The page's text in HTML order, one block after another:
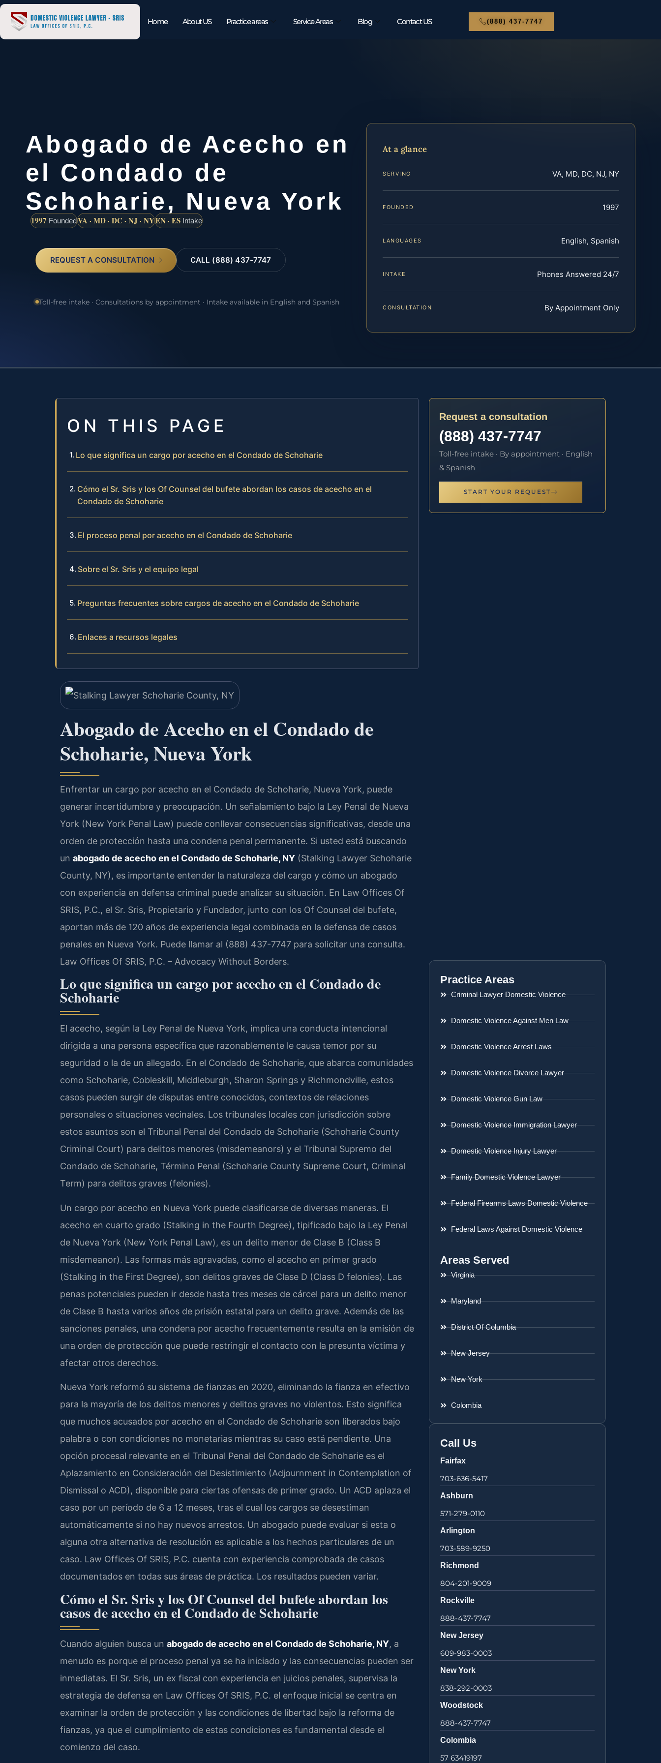
Home About US Practice areas Service Areas Blog Contact US (888) 437-7747
Abogado de Acecho en
el Condado de
Schoharie, Nueva York
1997 FoundedVA · MD · DC · NJ · NYEN · ES Intake
REQUEST A CONSULTATION CALL (888) 437-7747
Toll-free intake · Consultations by appointment · Intake available in English and Spanish
At a glance
SERVING VA, MD, DC, NJ, NY
FOUNDED 1997
LANGUAGES English, Spanish
INTAKE Phones Answered 24/7
CONSULTATION By Appointment Only
ON THIS PAGE
Lo que significa un cargo por acecho en el Condado de Schoharie
Cómo el Sr. Sris y los Of Counsel del bufete abordan los casos de acecho en el
Condado de Schoharie
El proceso penal por acecho en el Condado de Schoharie
Sobre el Sr. Sris y el equipo legal
Preguntas frecuentes sobre cargos de acecho en el Condado de Schoharie
Enlaces a recursos legales
Abogado de Acecho en el Condado de
Schoharie, Nueva York
Enfrentar un cargo por acecho en el Condado de Schoharie, Nueva York, puede
generar incertidumbre y preocupación. Un señalamiento bajo la Ley Penal de Nueva
York (New York Penal Law) puede conllevar consecuencias significativas, desde una
orden de protección hasta una condena penal permanente. Si usted está buscando
un abogado de acecho en el Condado de Schoharie, NY (Stalking Lawyer Schoharie
County, NY), es importante entender la naturaleza del cargo y cómo un abogado
con experiencia en defensa criminal puede analizar su situación. En Law Offices Of
SRIS, P.C., el Sr. Sris, Propietario y Fundador, junto con los Of Counsel del bufete,
aportan más de 120 años de experiencia legal combinada en la defensa de casos
penales en Nueva York. Puede llamar al (888) 437-7747 para solicitar una consulta.
Law Offices Of SRIS, P.C. – Advocacy Without Borders.
Lo que significa un cargo por acecho en el Condado de
Schoharie
El acecho, según la Ley Penal de Nueva York, implica una conducta intencional
dirigida a una persona específica que razonablemente le causa temor por su
seguridad o la de un allegado. En el Condado de Schoharie, que abarca comunidades
como Schoharie, Cobleskill, Middleburgh, Sharon Springs y Richmondville, estos
casos pueden surgir de disputas entre conocidos, contextos de relaciones
personales o situaciones vecinales. Los tribunales locales con jurisdicción sobre
estos asuntos son el Tribunal Penal del Condado de Schoharie (Schoharie County
Criminal Court) para delitos menores (misdemeanors) y el Tribunal Supremo del
Condado de Schoharie, Término Penal (Schoharie County Supreme Court, Criminal
Term) para delitos graves (felonies).
Un cargo por acecho en Nueva York puede clasificarse de diversas maneras. El
acecho en cuarto grado (Stalking in the Fourth Degree), tipificado bajo la Ley Penal
de Nueva York (New York Penal Law), es un delito menor de Clase B (Class B
misdemeanor). Las formas más agravadas, como el acecho en primer grado
(Stalking in the First Degree), son delitos graves de Clase D (Class D felonies). Las
penas potenciales pueden ir desde hasta tres meses de cárcel para un delito menor
de Clase B hasta varios años de prisión estatal para un delito grave. Además de las
sanciones penales, una condena por acecho frecuentemente resulta en la emisión de
una orden de protección que puede restringir el contacto con la presunta víctima y
afectar otros derechos.
Nueva York reformó su sistema de fianzas en 2020, eliminando la fianza en efectivo
para la mayoría de los delitos menores y delitos graves no violentos. Esto significa
que muchos acusados por acecho en el Condado de Schoharie son liberados bajo
palabra o con condiciones no monetarias mientras su caso está pendiente. Una
opción procesal relevante en el Tribunal Penal del Condado de Schoharie es el
Aplazamiento en Consideración del Desistimiento (Adjournment in Contemplation of
Dismissal o ACD), disponible para ciertas ofensas de primer grado. Un ACD aplaza el
caso por un período de 6 a 12 meses, tras el cual los cargos se desestiman
automáticamente si no hay nuevos arrestos. Un abogado puede evaluar si esta o
alguna otra alternativa de resolución es aplicable a los hechos particulares de un
caso. Law Offices Of SRIS, P.C. cuenta con experiencia comprobada de casos
documentados en todas sus áreas de práctica. Los resultados pueden variar.
Cómo el Sr. Sris y los Of Counsel del bufete abordan los
casos de acecho en el Condado de Schoharie
Cuando alguien busca un abogado de acecho en el Condado de Schoharie, NY, a
menudo es porque el proceso penal ya se ha iniciado y las consecuencias pueden ser
inmediatas. El Sr. Sris, un ex fiscal con experiencia en juicios penales, supervisa la
estrategia de defensa en Law Offices Of SRIS, P.C. el enfoque inicial se centra en
examinar la orden de protección y las condiciones de libertad bajo la reforma de
fianzas, ya que el cumplimiento de estas condiciones es fundamental desde el
comienzo del caso.
Request a consultation
(888) 437-7747
Toll-free intake · By appointment · English
& Spanish
START YOUR REQUEST
Practice Areas
Criminal Lawyer Domestic Violence
Domestic Violence Against Men Law
Domestic Violence Arrest Laws
Domestic Violence Divorce Lawyer
Domestic Violence Gun Law
Domestic Violence Immigration Lawyer
Domestic Violence Injury Lawyer
Family Domestic Violence Lawyer
Federal Firearms Laws Domestic Violence
Federal Laws Against Domestic Violence
Areas Served
Virginia
Maryland
District Of Columbia
New Jersey
New York
Colombia
Call Us
Fairfax
703-636-5417
Ashburn
571-279-0110
Arlington
703-589-9250
Richmond
804-201-9009
Rockville
888-437-7747
New Jersey
609-983-0003
New York
838-292-0003
Woodstock
888-437-7747
Colombia
57 63419197